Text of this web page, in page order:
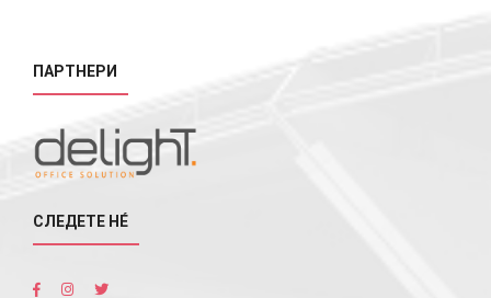
ПАРТНЕРИ
СЛЕДЕТЕ НÉ